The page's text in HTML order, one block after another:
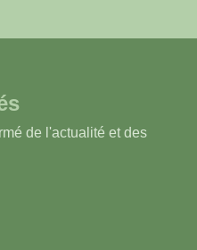
de l'actualité et des